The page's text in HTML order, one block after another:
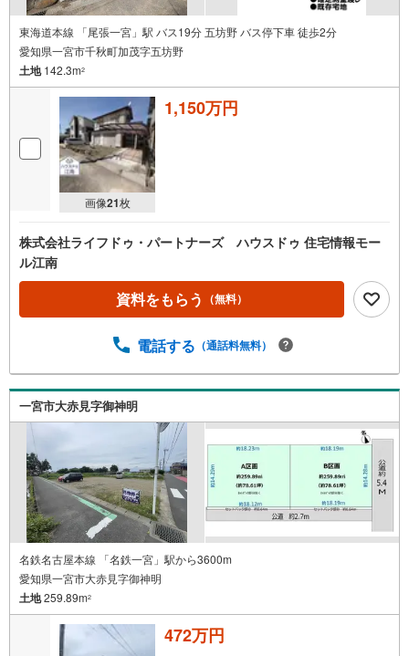
東海道本線 「尾張一宮」駅 バス19分 五坊野 バス停下車 徒歩2分
愛知県一宮市千秋町加茂字五坊野
土地142.3m2
画像21枚
1,150万円
株式会社ライフドゥ・パートナーズ ハウスドゥ 住宅情報モー
ル江南
資料をもらう （無料）
電話する （通話料無料）
一宮市大赤見字御神明
名鉄名古屋本線 「名鉄一宮」駅から3600m
愛知県一宮市大赤見字御神明
土地259.89m2
472万円